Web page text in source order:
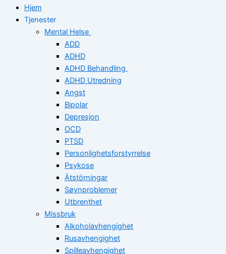
Hjem
Tjenester
Mental Helse
ADD
ADHD
ADHD Behandling
ADHD Utredning
Angst
Bipolar
Depresjon
OCD
PTSD
Personlighetsforstyrrelse
Psykose
Ätstörningar
Søvnproblemer
Utbrenthet
Missbruk
Alkoholavhengighet
Rusavhengighet
Spilleavhengighet